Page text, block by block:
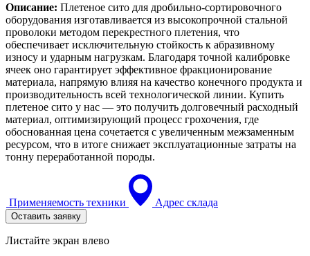
Описание: Плетеное сито для дробильно-сортировочного
оборудования изготавливается из высокопрочной стальной
проволоки методом перекрестного плетения, что
обеспечивает исключительную стойкость к абразивному
износу и ударным нагрузкам. Благодаря точной калибровке
ячеек оно гарантирует эффективное фракционирование
материала, напрямую влияя на качество конечного продукта и
производительность всей технологической линии. Купить
плетеное сито у нас — это получить долговечный расходный
материал, оптимизирующий процесс грохочения, где
обоснованная цена сочетается с увеличенным межзаменным
ресурсом, что в итоге снижает эксплуатационные затраты на
тонну переработанной породы.
Применяемость техники Адрес склада
Оставить заявку
Листайте экран влево